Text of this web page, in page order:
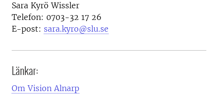
Sara Kyrö Wissler
Telefon: 0703-32 17 26
E-post: sara.kyro@slu.se
Länkar:
Om Vision Alnarp